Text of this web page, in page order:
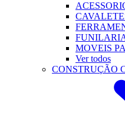
MOVEIS
Ver todos
CONSTRUÇÃO